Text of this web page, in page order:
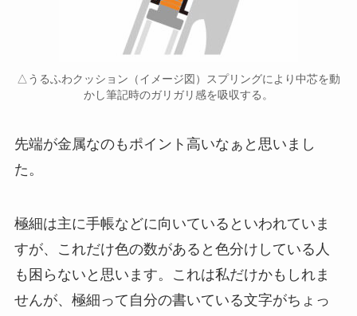
△うるふわクッション（イメージ図）スプリングにより中芯を動
かし筆記時のガリガリ感を吸収する。
先端が金属なのもポイント高いなぁと思いまし
た。
極細は主に手帳などに向いているといわれていま
すが、これだけ色の数があると色分けしている人
も困らないと思います。これは私だけかもしれま
せんが、極細って自分の書いている文字がちょっ